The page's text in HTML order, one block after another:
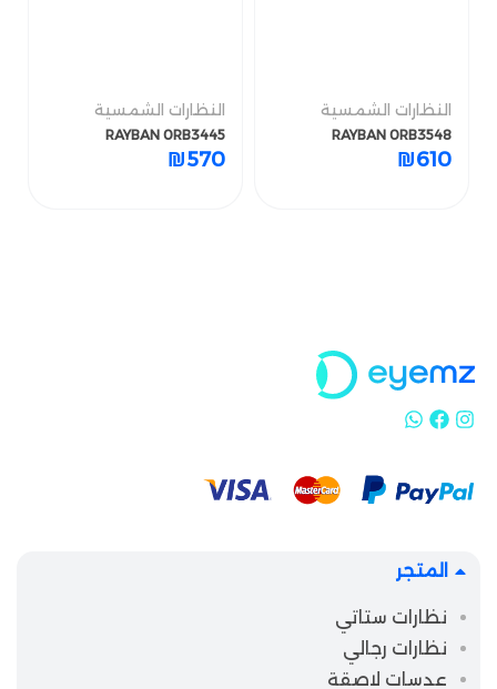
النظارات الشمسية
RAYBAN 0RB3548
₪610
النظارات الشمسية
RAYBAN 0RB3445
₪570
₪610
₪570
المتجر
نظارات ستاتي
نظارات رجالي
عدسات لاصقة